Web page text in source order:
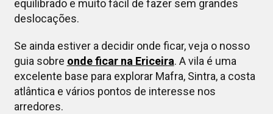
equilibrado e muito fácil de fazer sem grandes
deslocações.
Se ainda estiver a decidir onde ficar, veja o nosso
guia sobre onde ficar na Ericeira. A vila é uma
excelente base para explorar Mafra, Sintra, a costa
atlântica e vários pontos de interesse nos
arredores.